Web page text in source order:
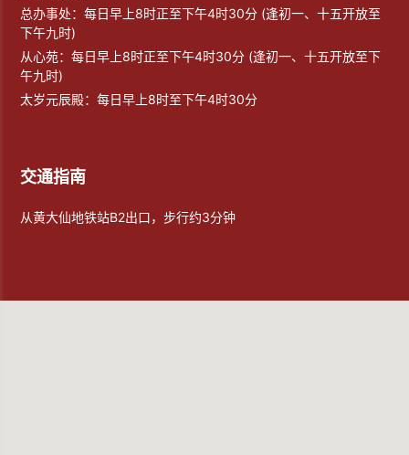
总办事处：每日早上8时正至下午4时30分 (逢初一、十五开放至
下午九时)
从心苑：每日早上8时正至下午4时30分 (逢初一、十五开放至下
午九时)
太岁元辰殿：每日早上8时至下午4时30分
交通指南
从黄大仙地铁站B2出口，步行约3分钟